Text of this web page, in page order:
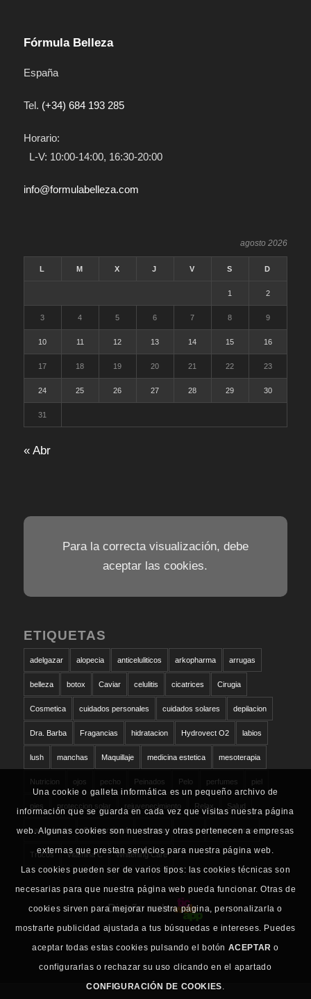
Fórmula Belleza
España
Tel. (+34) 684 193 285
Horario:
L-V: 10:00-14:00, 16:30-20:00
info@formulabelleza.com
agosto 2026
L M X J V S D
1 2
3 4 5 6 7 8 9
10 11 12 13 14 15 16
17 18 19 20 21 22 23
24 25 26 27 28 29 30
31
« Abr
Para la correcta visualización, debe
aceptar las cookies.
ETIQUETAS
adelgazar alopecia anticeluliticos arkopharma arrugas
belleza botox Caviar celulitis cicatrices Cirugia
Cosmetica cuidados personales cuidados solares depilacion
Dra. Barba Fragancias hidratacion Hydrovect O2 labios
lush manchas Maquillaje medicina estetica mesoterapia
Nutricion ojos pecho Peinados Pelo perfumes piel
pies proteccion solar rejuvenecimiento Relax Salud
san valentin Schwarzkopf solares sudor tratamientos
Trucos vitamina C Whitening Care
Diseño web
Una cookie o galleta informática es un pequeño archivo de
información que se guarda en cada vez que visitas nuestra página
web. Algunas cookies son nuestras y otras pertenecen a empresas
externas que prestan servicios para nuestra página web.
Las cookies pueden ser de varios tipos: las cookies técnicas son
necesarias para que nuestra página web pueda funcionar. Otras de
cookies sirven para mejorar nuestra página, personalizarla o
mostrarte publicidad ajustada a tus búsquedas e intereses. Puedes
aceptar todas estas cookies pulsando el botón ACEPTAR o
configurarlas o rechazar su uso clicando en el apartado
CONFIGURACIÓN DE COOKIES.